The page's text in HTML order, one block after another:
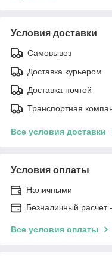
Условия доставки
Самовывоз
Доставка курьером
Доставка почтой
Транспортная
Все условия доставки
Условия оплаты
Наличными
Безналичный
Все условия оплаты